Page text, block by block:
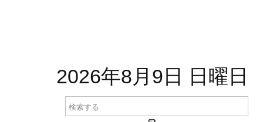
2026年8月9日 日曜日